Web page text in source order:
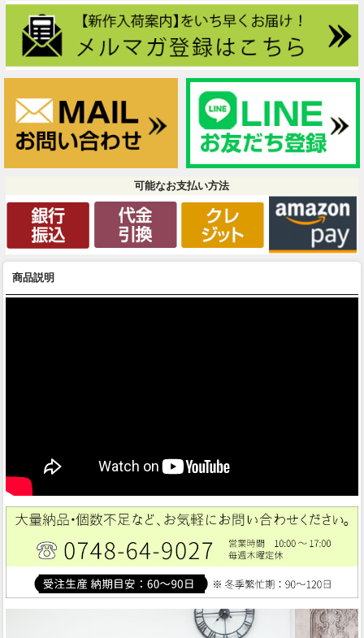
可能なお支払い方法
商品説明